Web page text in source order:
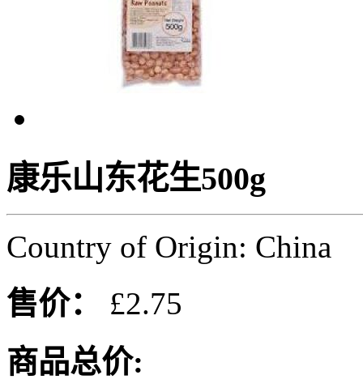
康乐山东花生500g
Country of Origin: China
售价：
£2.75
商品总价: